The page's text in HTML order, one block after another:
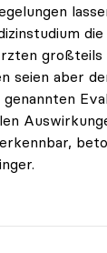
seien aber
hat soziale